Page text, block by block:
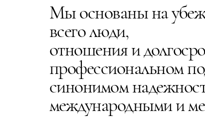
Мы основаны на
всего люди,
отношения и
профессиональном
синонимом
международными и